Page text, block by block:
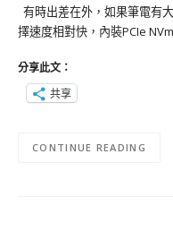
有時出差在外，如果筆電有
擇速度相對快，內裝PCIe
分享此文：
共享
CONTINUE READING